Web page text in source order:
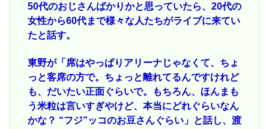
50代のおじさんばかりかと思っていたら、20代の
女性から60代まで様々な人たちがライブに来てい
たと話す。
東野が「席はやっぱりアリーナじゃなくて、ちょ
っと客席の方で。ちょっと離れてるんですけれど
も、だいたい正面ぐらいで。もちろん、ほんまも
う米粒は言いすぎやけど、本当にどれぐらいなん
かな？ “フジ”ッコのお豆さんぐらい」と話し、渡